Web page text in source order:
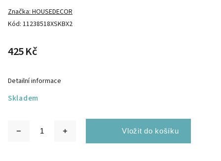
Kód: 11238518XSKBX2
Značka:HOUSEDECOR
425 Kč
Skladem
Detailní informace